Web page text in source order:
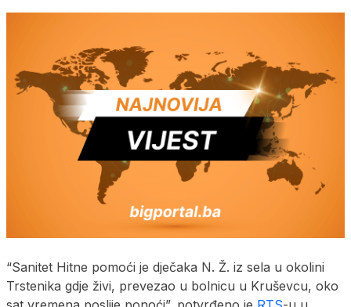
“Sanitet Hitne pomoći je dječaka N. Ž. iz sela u okolini
Trstenika gdje živi, prevezao u bolnicu u Kruševcu, oko